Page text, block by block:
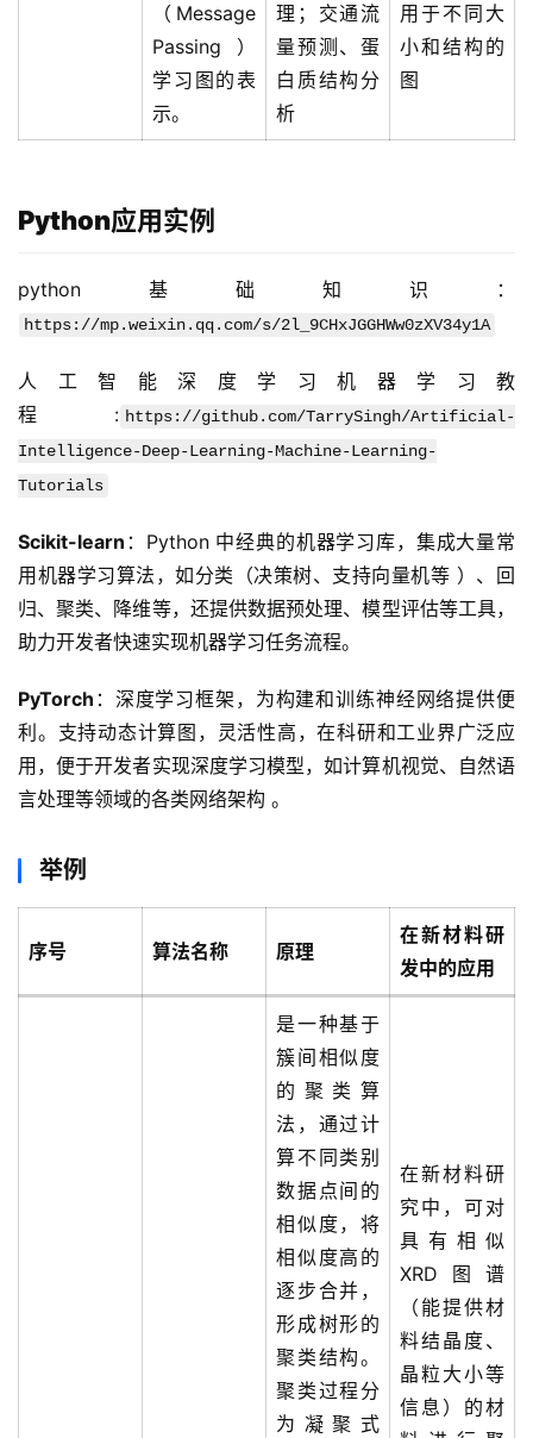
（Message
Passing）
学习图的表
示。
理；交通流
量预测、蛋
白质结构分
析
用于不同大
小和结构的
图
Python应用实例
python基础知识：
https://mp.weixin.qq.com/s/2l_9CHxJGGHWw0zXV34y1A
人工智能深度学习机器学习教
程: https://github.com/TarrySingh/Artificial-
Intelligence-Deep-Learning-Machine-Learning-
Tutorials
Scikit-learn ：Python 中经典的机器学习库，集成大量常
用机器学习算法，如分类（决策树、支持向量机等 ）、回
归、聚类、降维等，还提供数据预处理、模型评估等工具，
助力开发者快速实现机器学习任务流程。
PyTorch ：深度学习框架，为构建和训练神经网络提供便
利。支持动态计算图，灵活性高，在科研和工业界广泛应
用，便于开发者实现深度学习模型，如计算机视觉、自然语
言处理等领域的各类网络架构 。
举例
序号 算法名称 原理
在新材料研
发中的应用
是一种基于
簇间相似度
的聚类算
法，通过计
算不同类别
数据点间的
相似度，将
相似度高的
逐步合并，
形成树形的
聚类结构。
聚类过程分
为凝聚式
在新材料研
究中，可对
具有相似
XRD图谱
（能提供材
料结晶度、
晶粒大小等
信息）的材